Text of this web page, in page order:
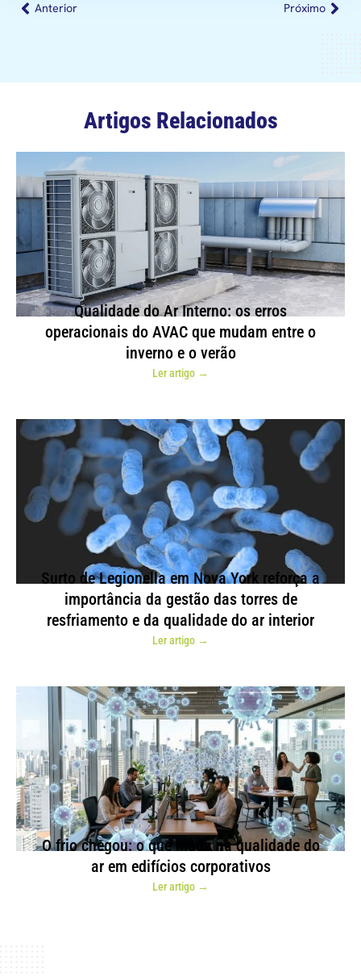
Anterior Próximo
Artigos Relacionados
Qualidade do Ar Interno: os erros
operacionais do AVAC que mudam entre o
inverno e o verão
Ler artigo →
Surto de Legionella em Nova York reforça a
importância da gestão das torres de
resfriamento e da qualidade do ar interior
Ler artigo →
O frio chegou: o que muda na qualidade do
ar em edifícios corporativos
Ler artigo →